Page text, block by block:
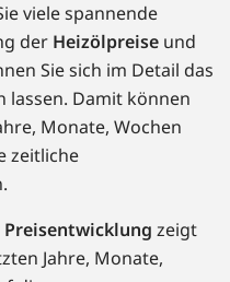
viele spannende
der Heizölpreise und
Sie sich im Detail das
lassen. Damit können
Monate, Wochen
zeitliche
Preisentwicklung zeigt
Jahre, Monate,